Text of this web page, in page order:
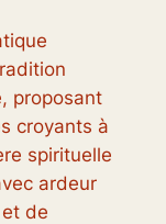
proposant
croyants à
spirituelle
ardeur
de